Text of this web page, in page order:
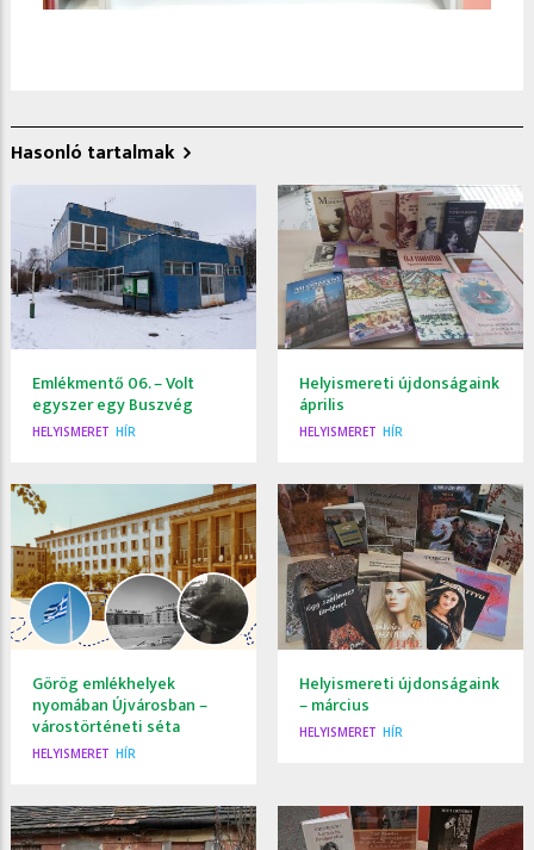
Hasonló tartalmak
Emlékmentő 06. – Volt
egyszer egy Buszvég
HELYISMERET HÍR
Helyismereti újdonságaink
április
HELYISMERET HÍR
Görög emlékhelyek
nyomában Újvárosban –
várostörténeti séta
HELYISMERET HÍR
Helyismereti újdonságaink
– március
HELYISMERET HÍR